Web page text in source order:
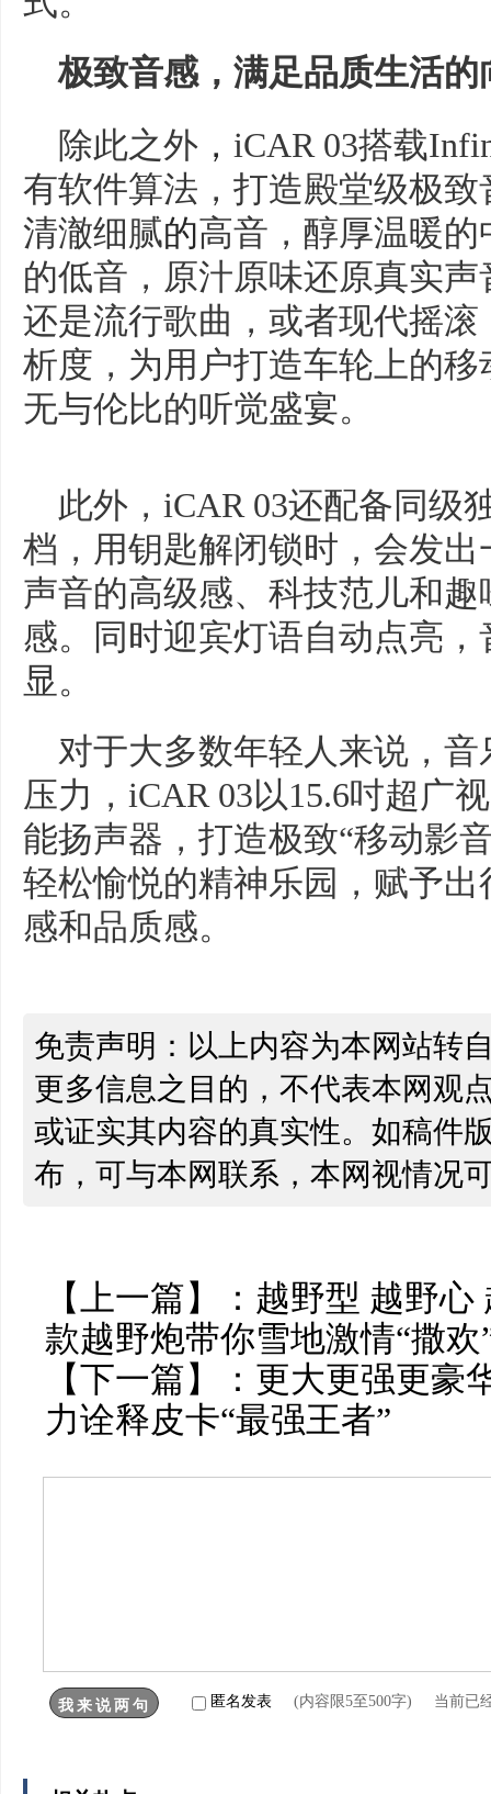
极致音感，满足品质生活的
除此之外 ， iCAR 03搭载
有软件算法，打造殿堂级极
清澈细腻的高音，醇厚温暖
的低音，原汁原味还原真实
还是流行歌曲，或者现代摇
析度，为用户打造车轮上的
无与伦比的听觉盛宴。
此外，iCAR 03还配备同级
档，用钥匙解闭锁时，会发
声音的高级感、科技范儿和
感。同时迎宾灯语自动点亮
显。
对于大多数年轻人来说，
压力，iCAR 03以15.6吋超广
能扬声器，打造极致“移动影
轻松愉悦的精神乐园，赋予
感和品质感。
免责声明：以上内容为本网站转
更多信息之目的，不代表本网观
或证实其内容的真实性。如稿件
布，可与本网联系，本网视情况
【上一篇】： 越野型 越野心
款越野炮带你雪地激情“撒欢
【下一篇】： 更大更强更豪
力诠释皮卡“最强王者”
匿名发表 (内容限5至500字) 当前已